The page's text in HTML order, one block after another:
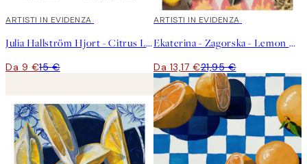
40%*
ARTISTI IN EVIDENZA
Julia Hallström Hjort - Citrus Limon Poster
Da 9 €15 €
40%*
ARTISTI IN EVIDENZA
Ekaterina - Zagorska - Lemon Cocktail Poster
Da 13,17 €21,95 €